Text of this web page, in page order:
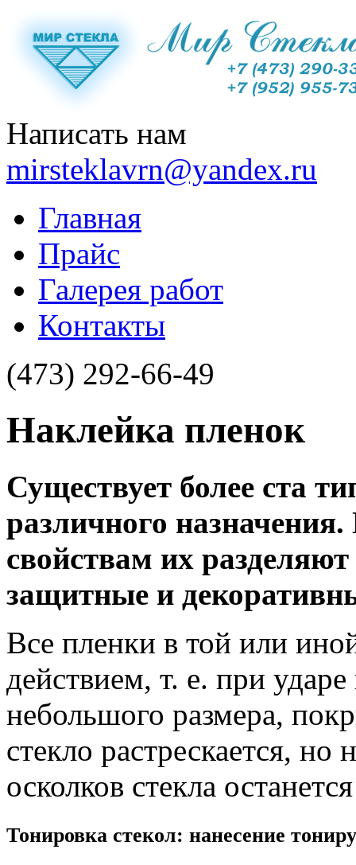
Написать нам
mirsteklavrn@yandex.ru
Главная
Прайс
Галерея работ
Контакты
(473) 292-66-49
Наклейка пленок
Существует более ста
различного
свойствам их
защитные и
Все пленки в той или
действием, т. е. при
небольшого размера,
стекло растрескается,
осколков стекла
Тонировка стекол: нанесение